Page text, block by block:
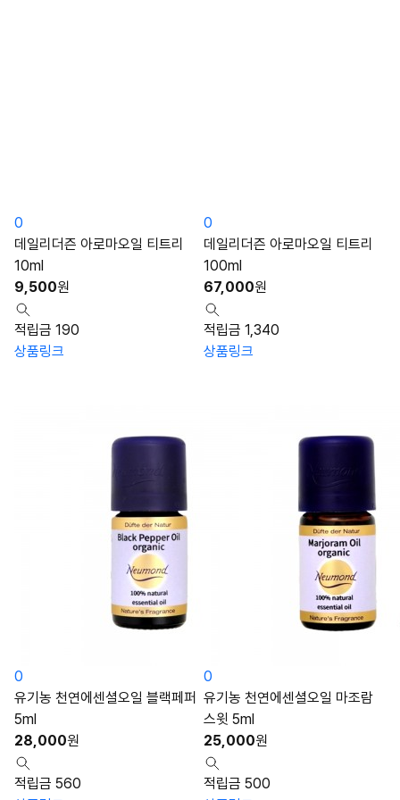
0
데일리더즌 아로마오일 티트리
10ml
9,500원
적립금 190
상품링크
0
데일리더즌 아로마오일 티트리
100ml
67,000원
적립금 1,340
상품링크
0
유기농 천연에센셜오일 블랙페퍼
5ml
28,000원
적립금 560
0
유기농 천연에센셜오일 마조람
스윗 5ml
25,000원
적립금 500